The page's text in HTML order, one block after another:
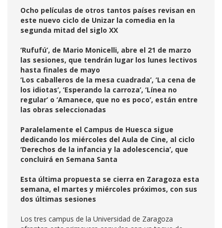
Ocho películas de otros tantos países revisan en
este nuevo ciclo de Unizar la comedia en la
segunda mitad del siglo XX
‘Rufufú’, de Mario Monicelli, abre el 21 de marzo
las sesiones, que tendrán lugar los lunes lectivos
hasta finales de mayo
‘Los caballeros de la mesa cuadrada’, ‘La cena de
los idiotas’, ‘Esperando la carroza’, ‘Línea no
regular’ o ‘Amanece, que no es poco’, están entre
las obras seleccionadas
Paralelamente el Campus de Huesca sigue
dedicando los miércoles del Aula de Cine, al ciclo
‘Derechos de la infancia y la adolescencia’, que
concluirá en Semana Santa
Esta última propuesta se cierra en Zaragoza esta
semana, el martes y miércoles próximos, con sus
dos últimas sesiones
Los tres campus de la Universidad de Zaragoza